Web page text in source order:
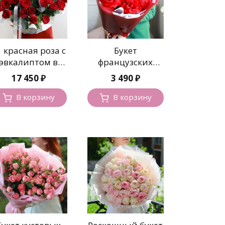
красная роза с
эвкалиптом в
корзине
17 450₽
В корзину
Букет
французских
алых роз
3 490₽
В корзину